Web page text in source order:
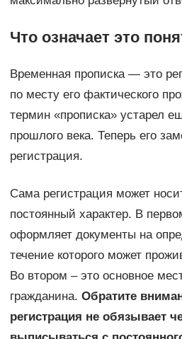
Что означает это
Временная прописка — это
по месту его фактического
термин «прописка» устарел
прошлого века. Теперь его
регистрация.
Сама регистрация может
постоянный характер. В
оформляет документы на
течение которого может
Во втором – это основное
гражданина. Обратите
регистрация не обязывает